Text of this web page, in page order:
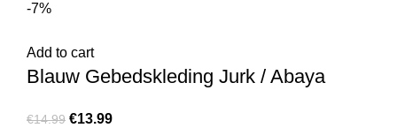
-7%
Add to cart
Blauw Gebedskleding Jurk / Abaya
€14.99 €13.99